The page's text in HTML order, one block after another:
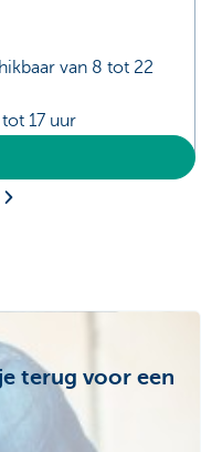
van 8 tot 22
17 uur
terug voor een